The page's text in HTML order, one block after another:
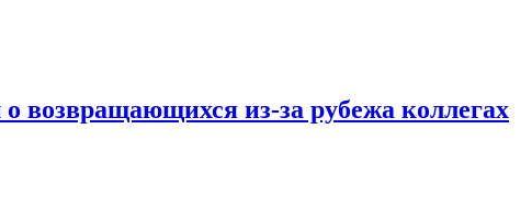
возвращающихся из-за рубежа коллегах